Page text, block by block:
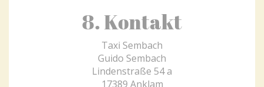
8. Kontakt
Taxi Sembach
Guido Sembach
Lindenstraße 54 a
17389 Anklam